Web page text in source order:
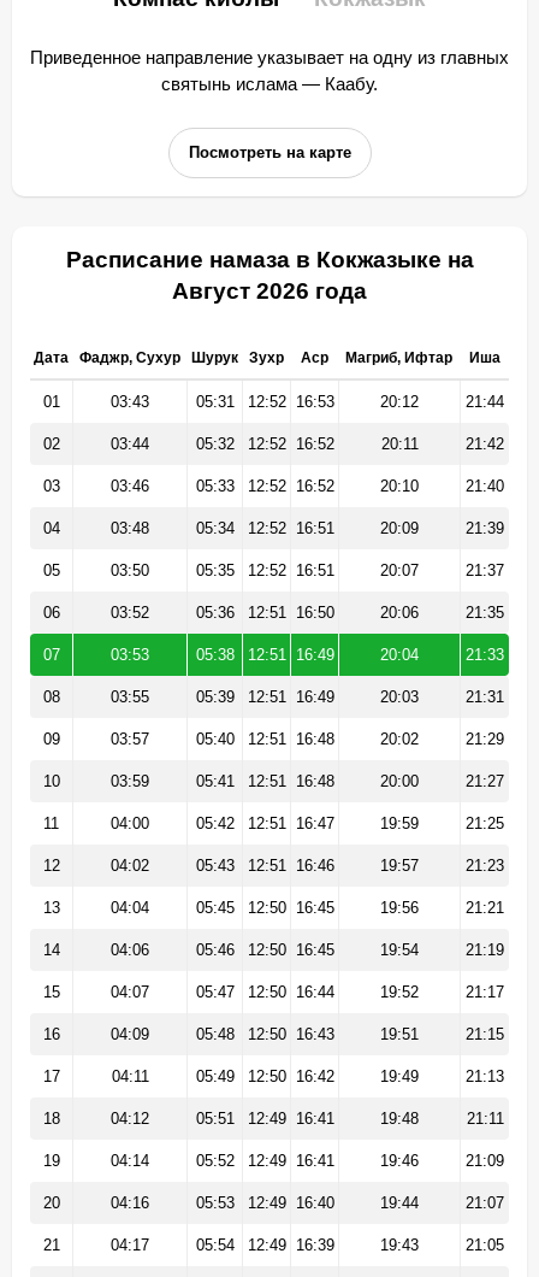
Приведенное направление указывает на одну из главных
святынь ислама — Каабу.
Посмотреть на карте
Расписание намаза в Кокжазыке на
Август 2026 года
Дата Фаджр, Сухур Шурук Зухр Аср Магриб, Ифтар Иша
01 03:43 05:31 12:52 16:53 20:12 21:44
02 03:44 05:32 12:52 16:52 20:11 21:42
03 03:46 05:33 12:52 16:52 20:10 21:40
04 03:48 05:34 12:52 16:51 20:09 21:39
05 03:50 05:35 12:52 16:51 20:07 21:37
06 03:52 05:36 12:51 16:50 20:06 21:35
07 03:53 05:38 12:51 16:49 20:04 21:33
08 03:55 05:39 12:51 16:49 20:03 21:31
09 03:57 05:40 12:51 16:48 20:02 21:29
10 03:59 05:41 12:51 16:48 20:00 21:27
11 04:00 05:42 12:51 16:47 19:59 21:25
12 04:02 05:43 12:51 16:46 19:57 21:23
13 04:04 05:45 12:50 16:45 19:56 21:21
14 04:06 05:46 12:50 16:45 19:54 21:19
15 04:07 05:47 12:50 16:44 19:52 21:17
16 04:09 05:48 12:50 16:43 19:51 21:15
17 04:11 05:49 12:50 16:42 19:49 21:13
18 04:12 05:51 12:49 16:41 19:48 21:11
19 04:14 05:52 12:49 16:41 19:46 21:09
20 04:16 05:53 12:49 16:40 19:44 21:07
21 04:17 05:54 12:49 16:39 19:43 21:05